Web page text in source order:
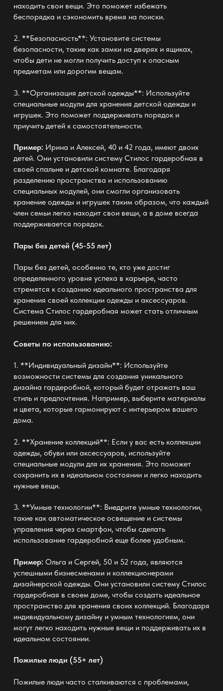
находить свои вещи. Это поможет избежать
беспорядка и сэкономить время на поиски.
2. **Безопасность**: Установите системы
безопасности, такие как замки на дверях и ящиках,
чтобы дети не могли получить доступ к опасным
предметам или дорогим вещам.
3. **Организация детской одежды**: Используйте
специальные модули для хранения детской одежды и
игрушек. Это поможет поддерживать порядок и
приучить детей к самостоятельности.
Пример: Ирина и Алексей, 40 и 42 года, имеют двоих
детей. Они установили систему Стилос гардеробная в
своей спальне и детской комнате. Благодаря
разделению пространства и использованию
специальных модулей, они смогли организовать
хранение одежды и игрушек таким образом, что каждый
член семьи легко находит свои вещи, а в доме всегда
поддерживается порядок.
Пары без детей (45-55 лет)
Пары без детей, особенно те, кто уже достиг
определенного уровня успеха в карьере, часто
стремятся к созданию идеального пространства для
хранения своей коллекции одежды и аксессуаров.
Система Стилос гардеробная может стать отличным
решением для них.
Советы по использованию:
1. **Индивидуальный дизайн**: Используйте
возможности системы для создания уникального
дизайна гардеробной, который будет отражать ваш
стиль и предпочтения. Например, выберите материалы
и цвета, которые гармонируют с интерьером вашего
дома.
2. **Хранение коллекций**: Если у вас есть коллекции
одежды, обуви или аксессуаров, используйте
специальные модули для их хранения. Это поможет
сохранить их в идеальном состоянии и легко находить
нужные вещи.
3. **Умные технологии**: Внедрите умные технологии,
такие как автоматическое освещение и системы
управления через смартфон, чтобы сделать
использование гардеробной еще более удобным.
Пример: Ольга и Сергей, 50 и 52 года, являются
успешными бизнесменами и коллекционерами
дизайнерской одежды. Они установили систему Стилос
гардеробная в своем доме, чтобы создать идеальное
пространство для хранения своих коллекций. Благодаря
индивидуальному дизайну и умным технологиям, они
могут легко находить нужные вещи и поддерживать их в
идеальном состоянии.
Пожилые люди (55+ лет)
Пожилые люди часто сталкиваются с проблемами,